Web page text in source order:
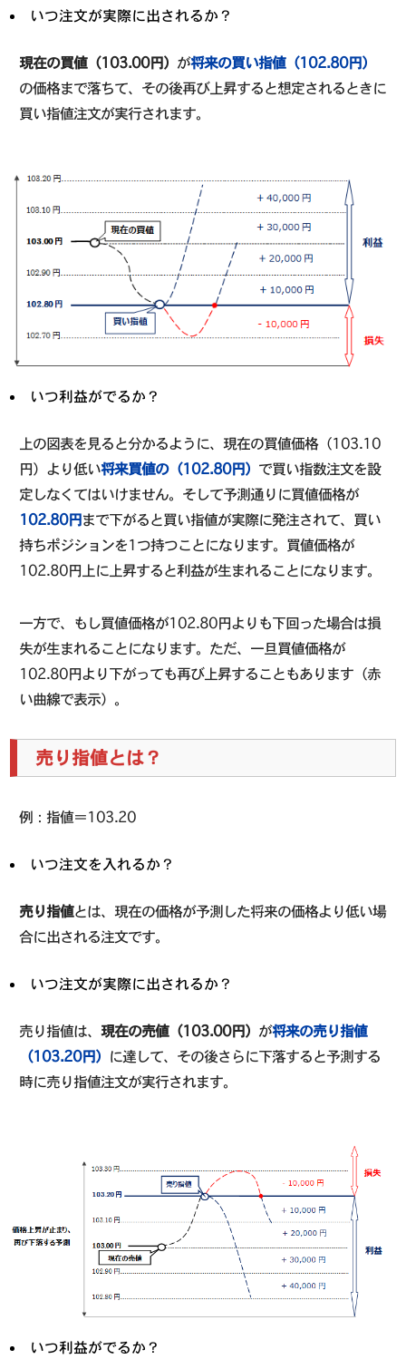
いつ注文が実際に出されるか？
現在の買値（103.00円） が将来の買い指値（102.80円）
の価格まで落ちて、その後再び上昇すると想定されるときに
買い指値注文が実行されます。
いつ利益がでるか？
上の図表を見ると分かるように、現在の買値価格（103.10
円）より低い将来買値の（102.80円） で買い指数注文を設
定しなくてはいけません。そして予測通りに買値価格が
102.80円まで下がると買い指値が実際に発注されて、買い
持ちポジションを1つ持つことになります。買値価格が
102.80円上に上昇すると利益が生まれることになります。
一方で、もし買値価格が102.80円よりも下回った場合は損
失が生まれることになります。ただ、一旦買値価格が
102.80円より下がっても再び上昇することもあります（赤
い曲線で表示）。
売り指値とは？
例：指値＝103.20
いつ注文を入れるか？
売り指値とは、現在の価格が予測した将来の価格より低い場
合に出される注文です。
いつ注文が実際に出されるか？
売り指値は、現在の売値（103.00円） が将来の売り指値
（103.20円） に達して、その後さらに下落すると予測する
時に売り指値注文が実行されます。
いつ利益がでるか？